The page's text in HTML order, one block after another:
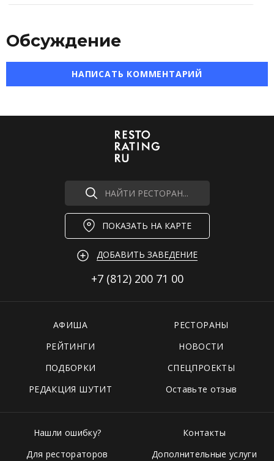
Обсуждение
НАПИСАТЬ КОММЕНТАРИЙ
НАЙТИ РЕСТОРАН...
ПОКАЗАТЬ НА КАРТЕ
ДОБАВИТЬ ЗАВЕДЕНИЕ
+7 (812) 200 71 00
АФИША
РЕСТОРАНЫ
РЕЙТИНГИ
НОВОСТИ
ПОДБОРКИ
СПЕЦПРОЕКТЫ
РЕДАКЦИЯ ШУТИТ
Оставьте отзыв
Нашли ошибку?
Для рестораторов
Контакты
Дополнительные услуги